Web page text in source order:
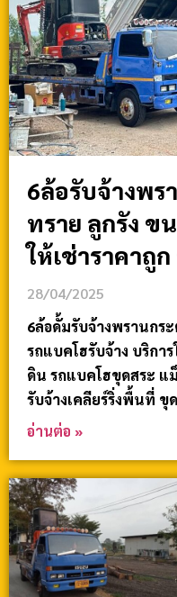
6ล้อรับจ้างพร
ทราย ลูกรัง ข
ให้เช่าราคาถู
28/04/2025
6ล้อดั้มรับจ้างพรานกร
รถแบคโฮรับจ้าง บริกา
ดิน รถแบคโฮขุดสระ แ
รับจ้างเคลียร์ริ่งพื้นที่ ขุ
อ่านต่อ »